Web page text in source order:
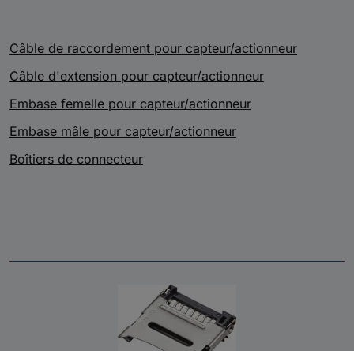
Câble de raccordement pour capteur/actionneur
Câble d'extension pour capteur/actionneur
Embase femelle pour capteur/actionneur
Embase mâle pour capteur/actionneur
Boîtiers de connecteur